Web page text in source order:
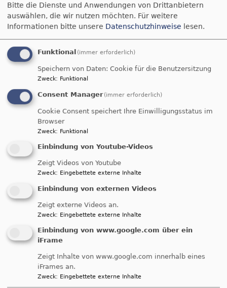
in Bayern beendet. Die Predigt in der Kitzinger
Stadtkirche hielt Oberkirchenrat Michael Martin.
Video
Externe Videos (Youtube) anzeigen?
Datenschutzeinstellungen verwalten
ÖFD im
Schwerpunktdekanat
Kitzingen
Die Ökumenische Friedensdekade 2020 in Bayern
wird mit einem Gottesdienst am Sonntag, 8.
November 2020 um 17 Uhr in der Evangelischen
Stadtkirche Kitzingen eröffnet.
Die Predigt hält Regionalbischof i.R. Christian
Bitte die Dienste und Anwendungen von Drittanbietern
auswählen, die wir nutzen möchten. Für weitere
Informationen bitte unsere Datenschutzhinweise lesen.
Funktional (immer erforderlich)
Speichern von Daten: Cookie für die Benutzersitzung
Zweck: Funktional
Consent Manager (immer erforderlich)
Cookie Consent speichert Ihre Einwilligungsstatus im
Browser
Zweck: Funktional
Einbindung von Youtube-Videos
Zeigt Videos von Youtube
Zweck: Eingebettete externe Inhalte
Einbindung von externen Videos
Zeigt externe Videos an.
Zweck: Eingebettete externe Inhalte
Einbindung von www.google.com über ein
iFrame
Zeigt Inhalte von www.google.com innerhalb eines
iFrames an.
Zweck: Eingebettete externe Inhalte